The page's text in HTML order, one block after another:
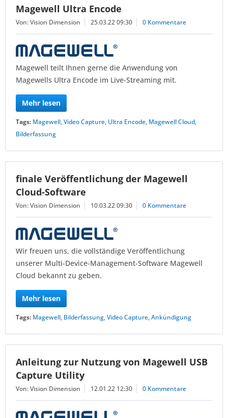
Magewell Ultra Encode
Von: Vision Dimension 25.03.22 09:30 0 Kommentare
Magewell teilt Ihnen gerne die Anwendung von
Magewells Ultra Encode im Live-Streaming mit.
Mehr lesen
Tags: Magewell,Video Capture, Ultra Encode, Magewell Cloud,
Bilderfassung
finale Veröffentlichung der Magewell
Cloud-Software
Von: Vision Dimension 10.03.22 09:30 0 Kommentare
Wir freuen uns, die vollständige Veröffentlichung
unserer Multi-Device-Management-Software Magewell
Cloud bekannt zu geben.
Mehr lesen
Tags: Magewell, Bilderfassung,Video Capture,Ankündigung
Anleitung zur Nutzung von Magewell USB
Capture Utility
Von: Vision Dimension 12.01.22 12:30 0 Kommentare